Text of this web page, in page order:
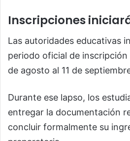
Inscripciones
Las autoridades educativas
periodo oficial de inscripción
de agosto al 11 de
Durante ese lapso, los
entregar la documentación
concluir formalmente su